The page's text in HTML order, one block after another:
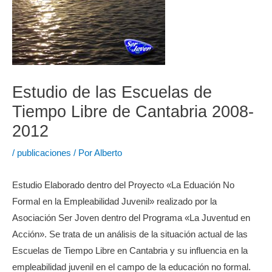
Estudio de las Escuelas de
Tiempo Libre de Cantabria 2008-
2012
/ publicaciones / PorAlberto
Estudio Elaborado dentro del Proyecto «La Eduación No
Formal en la Empleabilidad Juvenil» realizado por la
Asociación Ser Joven dentro del Programa «La Juventud en
Acción». Se trata de un análisis de la situación actual de las
Escuelas de Tiempo Libre en Cantabria y su influencia en la
empleabilidad juvenil en el campo de la educación no formal.